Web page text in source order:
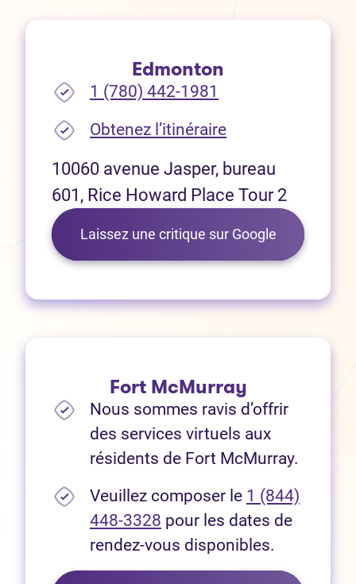
Edmonton
1 (780) 442-1981
Obtenez l’itinéraire(Ouvre dans un
10060 avenue Jasper, bureau
601, Rice Howard Place Tour 2
Laissez une critique sur Google(Ouvre
Fort McMurray
Nous sommes ravis d’offrir
des services virtuels aux
résidents de Fort McMurray.
Veuillez composer le 1 (844)
448-3328 pour les dates de
rendez-vous disponibles.